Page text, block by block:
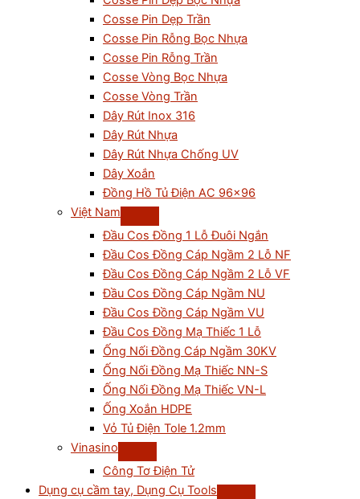
Cosse Pin Dẹp Trần
Cosse Pin Rỗng Bọc Nhựa
Cosse Pin Rỗng Trần
Cosse Vòng Bọc Nhựa
Cosse Vòng Trần
Dây Rút Inox 316
Dây Rút Nhựa
Dây Rút Nhựa Chống UV
Dây Xoắn
Đồng Hồ Tủ Điện AC 96×96
Việt Nam
Đầu Cos Đồng 1 Lỗ Đuôi Ngắn
Đầu Cos Đồng Cáp Ngầm 2 Lỗ NF
Đầu Cos Đồng Cáp Ngầm 2 Lỗ VF
Đầu Cos Đồng Cáp Ngầm NU
Đầu Cos Đồng Cáp Ngầm VU
Đầu Cos Đồng Mạ Thiếc 1 Lỗ
Ống Nối Đồng Cáp Ngầm 30KV
Ống Nối Đồng Mạ Thiếc NN-S
Ống Nối Đồng Mạ Thiếc VN-L
Ống Xoắn HDPE
Vỏ Tủ Điện Tole 1.2mm
Vinasino
Công Tơ Điện Tử
Dụng cụ cầm tay, Dụng Cụ Tools